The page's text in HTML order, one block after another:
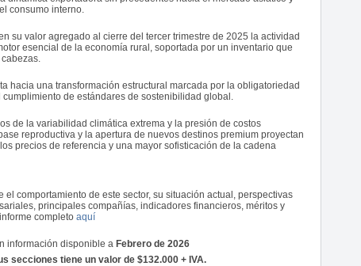
consumo interno.
su valor agregado al cierre del tercer trimestre de 2025 la actividad
esencial de la economía rural, soportada por un inventario que
hacia una transformación estructural marcada por la obligatoriedad
de estándares de sostenibilidad global.
de la variabilidad climática extrema y la presión de costos
reproductiva y la apertura de nuevos destinos premium proyectan
precios de referencia y una mayor sofisticación de la cadena
el comportamiento de este sector, su situación actual, perspectivas
principales compañías, indicadores financieros, méritos y
completo aquí
información disponible a Febrero de 2026
secciones tiene un valor de $132.000 + IVA.